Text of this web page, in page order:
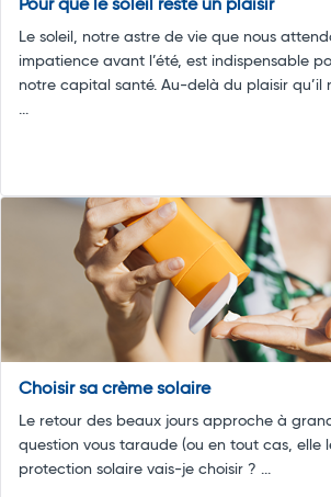
Pour que le soleil reste un plaisir
Le soleil, notre astre de vie que nous
impatience avant l’été, est indispensable
notre capital santé. Au-delà du plaisir qu’il
...
Choisir sa crème solaire
Le retour des beaux jours approche à
question vous taraude (ou en tout cas, elle
protection solaire vais-je choisir ? ...